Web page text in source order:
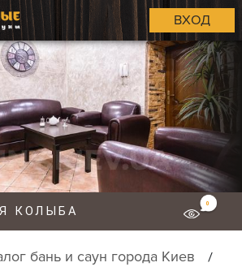
ВХОД
КОЛЫБА
0
бань и саун города Киев